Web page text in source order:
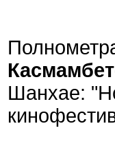
Шанхае: